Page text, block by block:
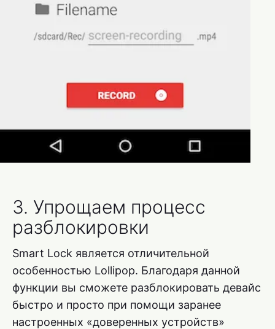
3. Упрощаем процесс
разблокировки
Smart Lock является отличительной
особенностью Lollipop. Благодаря данной
функции вы сможете разблокировать девайс
быстро и просто при помощи заранее
настроенных «доверенных устройств»